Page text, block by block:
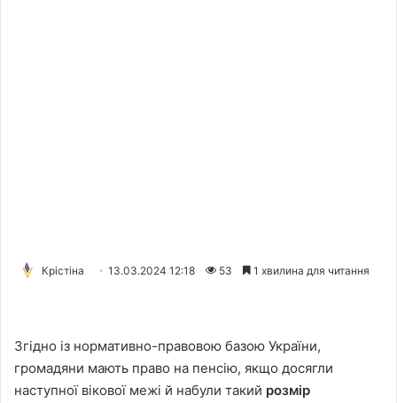
Крістіна 13.03.2024 12:18 53 1 хвилина для читання
Згідно із нормативно-правовою базою України,
громадяни мають право на пенсію, якщо досягли
наступної вікової межі й набули такий розмір